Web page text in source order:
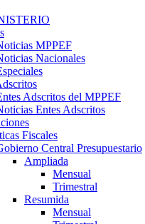
MPPEF
Nacionales
Adscritos del MPPEF
Entes Adscritos
Fiscales
Central Presupuestario
Ampliada
Mensual
Trimestral
Resumida
Mensual